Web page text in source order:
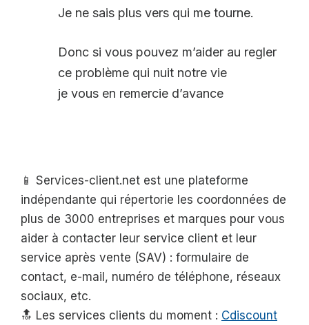
Je ne sais plus vers qui me tourne.
Donc si vous pouvez m’aider au regler
ce problème qui nuit notre vie
je vous en remercie d’avance
📱 Services-client.net est une plateforme
indépendante qui répertorie les coordonnées de
plus de 3000 entreprises et marques pour vous
aider à contacter leur service client et leur
service après vente (SAV) : formulaire de
contact, e-mail, numéro de téléphone, réseaux
sociaux, etc.
🔝 Les services clients du moment : Cdiscount